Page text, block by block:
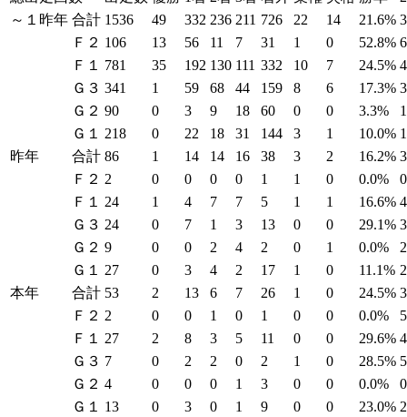
～１昨年 合計 1536 49 332 236 211 726 22 14 21.6%
Ｆ２ 106 13 56 11 7 31 1 0 52.8%
Ｆ１
781 35 192 130 111 332 10 7 24.5%
Ｇ３ 341 1 59 68 44 159 8 6 17.3%
Ｇ２ 90 0 3 9 18 60 0 0 3.3%
Ｇ１
218 0 22 18 31 144 3 1 10.0%
昨年
合計 86 1 14 14 16 38 3 2 16.2%
Ｆ２ 2 0 0 0 0 1 1 0 0.0%
Ｆ１
24 1 4 7 7 5 1 1 16.6%
Ｇ３ 24 0 7 1 3 13 0 0 29.1%
Ｇ２ 9 0 0 2 4 2 0 1 0.0%
Ｇ１
27 0 3 4 2 17 1 0 11.1%
本年
合計 53 2 13 6 7 26 1 0 24.5%
Ｆ２ 2 0 0 1 0 1 0 0 0.0%
Ｆ１
27 2 8 3 5 11 0 0 29.6%
Ｇ３ 7 0 2 2 0 2 1 0 28.5%
Ｇ２ 4 0 0 0 1 3 0 0 0.0%
Ｇ１
13 0 3 0 1 9 0 0 23.0%